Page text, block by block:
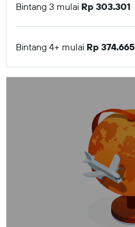
Bintang 3 mulai Rp 303.301
Bintang 4+ mulai Rp 374.665